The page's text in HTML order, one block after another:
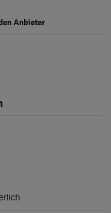
Anbieter